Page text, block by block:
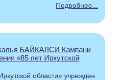
Подробнее...
БАЙКАЛСИ Кампани
«85 лет Иркутской
области» учрежден